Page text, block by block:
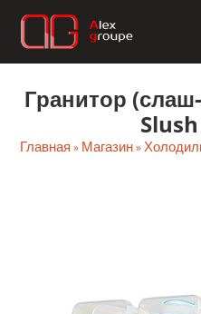
Перейти
Гранитор
Главная » Магазин»